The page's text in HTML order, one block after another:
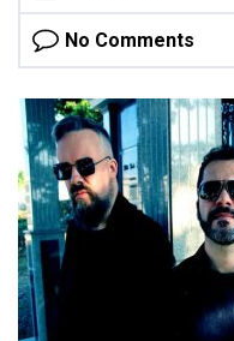
No Comments